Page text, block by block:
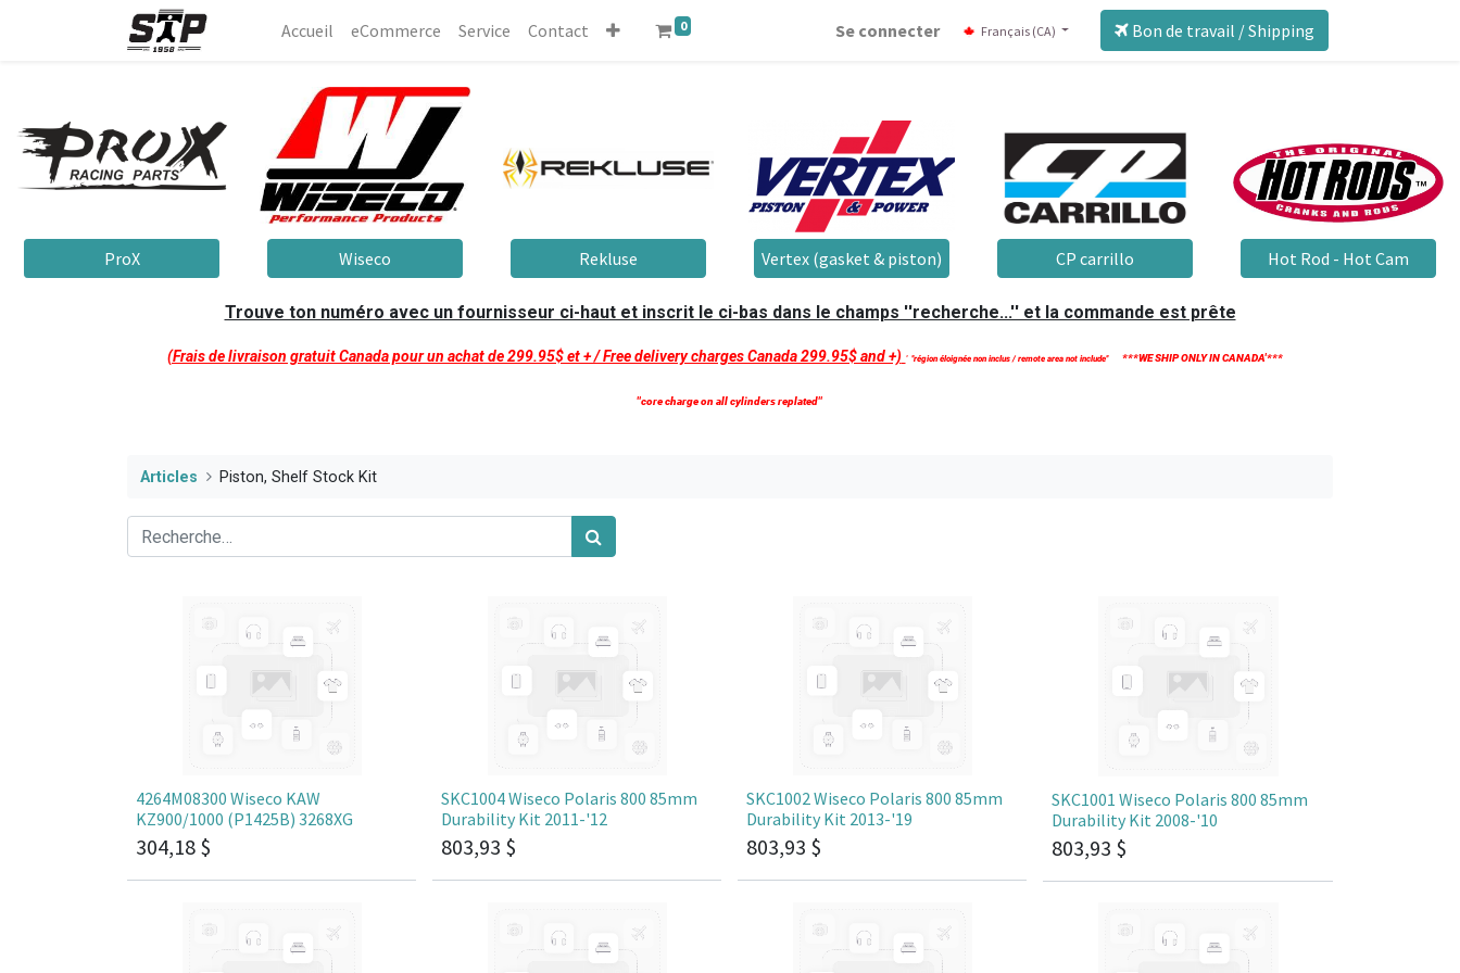
Accueil eCommerce​ Service Contact 0 Se connecter Français (CA) Bon de travail / Shipping
ProX Wiseco Rekluse Vertex (gasket & piston) CP carrillo Hot Rod - Hot Cam
Trouve ton numéro avec un fournisseur ci-haut et inscrit le ci-bas dans le champs ''recherche...'' et la commande est prête
(Frais de livraison gratuit Canada pour un achat de 299.95$ et + / Free delivery charges Canada 299.95$ and +) ' ''région éloignée non inclus / remote area not include'' ***WE SHIP ONLY IN CANADA'***
''core charge on all cylinders replated''
Articles Piston, Shelf Stock Kit
4264M08300 Wiseco KAW
KZ900/1000 (P1425B) 3268XG
304,18 $
SKC1004 Wiseco Polaris 800 85mm
Durability Kit 2011-'12
803,93 $
SKC1002 Wiseco Polaris 800 85mm
Durability Kit 2013-'19
803,93 $
SKC1001 Wiseco Polaris 800 85mm
Durability Kit 2008-'10
803,93 $